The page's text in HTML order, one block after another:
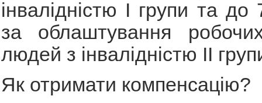
інвалідністю І групи та
за облаштування
людей з інвалідністю ІІ
Як отримати компенсацію?